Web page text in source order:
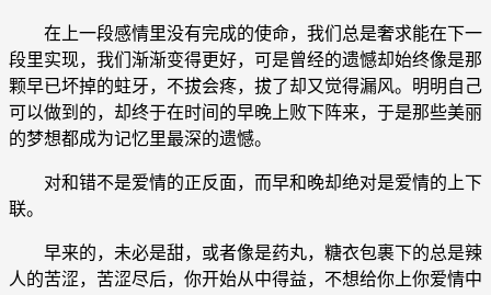
在上一段感情里没有完成的使命，我们总是奢求能在下一
段里实现，我们渐渐变得更好，可是曾经的遗憾却始终像是那
颗早已坏掉的蛀牙，不拔会疼，拔了却又觉得漏风。明明自己
可以做到的，却终于在时间的早晚上败下阵来，于是那些美丽
的梦想都成为记忆里最深的遗憾。
对和错不是爱情的正反面，而早和晚却绝对是爱情的上下
联。
早来的，未必是甜，或者像是药丸，糖衣包裹下的总是辣
人的苦涩，苦涩尽后，你开始从中得益，不想给你上你爱情中